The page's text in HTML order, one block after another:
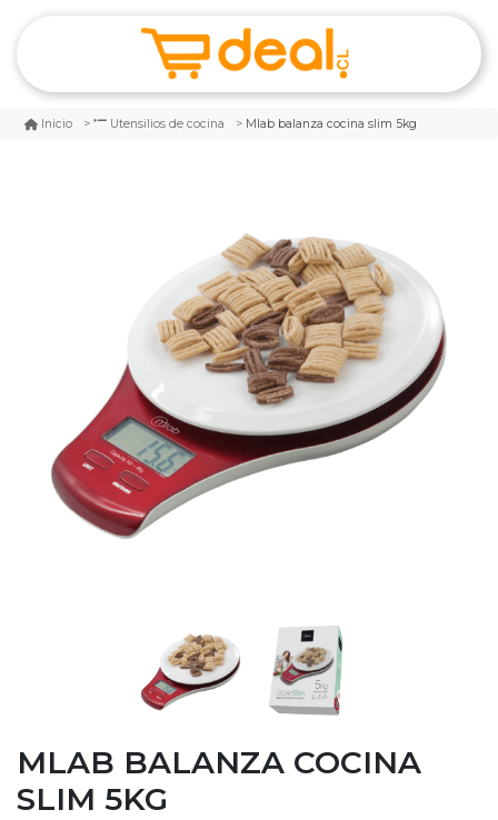
Inicio Utensilios de cocina Mlab balanza cocina slim 5kg
MLAB BALANZA COCINA
SLIM 5KG